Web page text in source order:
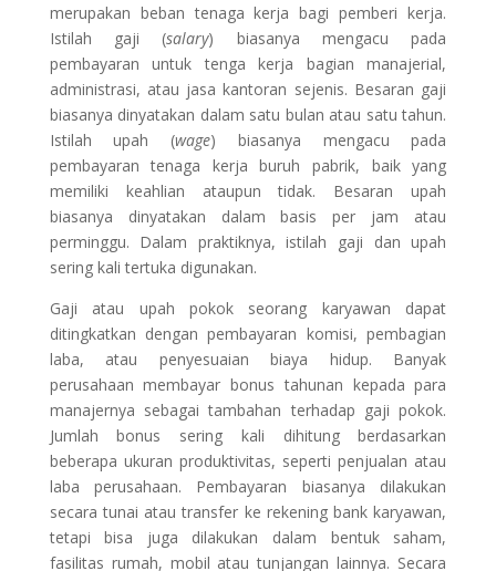
merupakan beban tenaga kerja bagi pemberi kerja.
Istilah gaji (salary) biasanya mengacu pada
pembayaran untuk tenga kerja bagian manajerial,
administrasi, atau jasa kantoran sejenis. Besaran gaji
biasanya dinyatakan dalam satu bulan atau satu tahun.
Istilah upah (wage) biasanya mengacu pada
pembayaran tenaga kerja buruh pabrik, baik yang
memiliki keahlian ataupun tidak. Besaran upah
biasanya dinyatakan dalam basis per jam atau
perminggu. Dalam praktiknya, istilah gaji dan upah
sering kali tertuka digunakan.
Gaji atau upah pokok seorang karyawan dapat
ditingkatkan dengan pembayaran komisi, pembagian
laba, atau penyesuaian biaya hidup. Banyak
perusahaan membayar bonus tahunan kepada para
manajernya sebagai tambahan terhadap gaji pokok.
Jumlah bonus sering kali dihitung berdasarkan
beberapa ukuran produktivitas, seperti penjualan atau
laba perusahaan. Pembayaran biasanya dilakukan
secara tunai atau transfer ke rekening bank karyawan,
tetapi bisa juga dilakukan dalam bentuk saham,
fasilitas rumah, mobil atau tunjangan lainnya. Secara